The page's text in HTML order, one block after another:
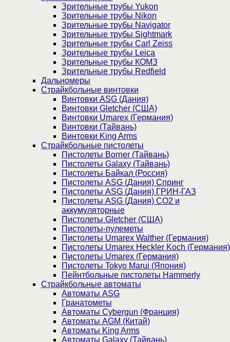
Зрительные трубы Yukon
Зрительные трубы Nikon
Зрительные трубы Navigator
Зрительные трубы Sightmark
Зрительные трубы Carl Zeiss
Зрительные трубы Leica
Зрительные трубы КОМЗ
Зрительные трубы Redfield
Дальномеры
Страйкбольные винтовки
Винтовки ASG (Дания)
Винтовки Gletcher (США)
Винтовки Umarex (Германия)
Винтовки (Тайвань)
Винтовки King Arms
Страйкбольные пистолеты
Пистолеты Borner (Тайвань)
Пистолеты Galaxy (Тайвань)
Пистолеты Байкал (Россия)
Пистолеты ASG (Дания) Спринг
Пистолеты ASG (Дания) ГРИН-ГАЗ
Пистолеты ASG (Дания) CO2 и
аккумуляторные
Пистолеты Gletcher (США)
Пистолеты-пулеметы
Пистолеты Umarex Walther (Германия)
Пистолеты Umarex Heckler Koch (Германия)
Пистолеты Umarex (Германия)
Пистолеты Tokyo Marui (Япония)
Пейнтбольные пистолеты Hammerly
Страйкбольные автоматы
Автоматы ASG
Гранатометы
Автоматы Cybergun (Франция)
Автоматы AGM (Китай)
Автоматы King Arms
Автоматы Galaxy (Тайвань)